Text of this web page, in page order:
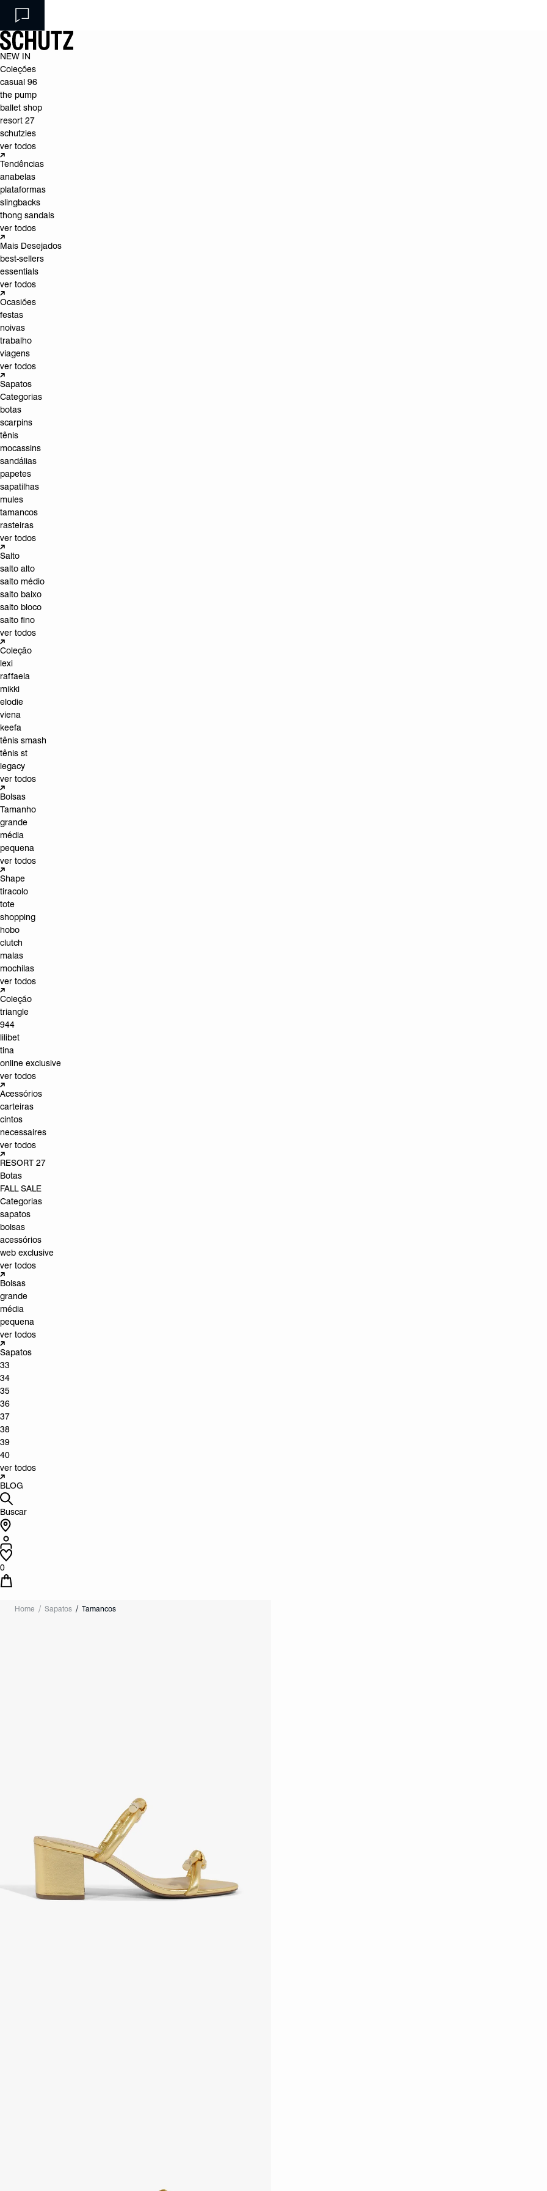
NEW IN
Coleções
casual 96
the pump
ballet shop
resort 27
schutzies
ver todos
Tendências
anabelas
plataformas
slingbacks
thong sandals
ver todos
Mais Desejados
best-sellers
essentials
ver todos
Ocasiões
festas
noivas
trabalho
viagens
ver todos
Sapatos
Categorias
botas
scarpins
tênis
mocassins
sandálias
papetes
sapatilhas
mules
tamancos
rasteiras
ver todos
Salto
salto alto
salto médio
salto baixo
salto bloco
salto fino
ver todos
Coleção
lexi
raffaela
mikki
elodie
viena
keefa
tênis smash
tênis st
legacy
ver todos
Bolsas
Tamanho
grande
média
pequena
ver todos
Shape
tiracolo
tote
shopping
hobo
clutch
malas
mochilas
ver todos
Coleção
triangle
944
lilibet
tina
online exclusive
ver todos
Acessórios
carteiras
cintos
necessaires
ver todos
RESORT 27
Botas
FALL SALE
Categorias
sapatos
bolsas
acessórios
web exclusive
ver todos
Bolsas
grande
média
pequena
ver todos
Sapatos
33
34
35
36
37
38
39
40
ver todos
BLOG
Buscar
0
Home Sapatos Tamancos